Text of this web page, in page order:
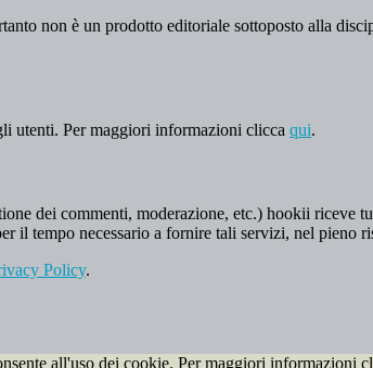
non è un prodotto editoriale sottoposto alla
utenti. Per maggiori informazioni clicca qui.
dei commenti, moderazione, etc.) hookii riceve
il tempo necessario a fornire tali servizi, nel pieno
Policy.
all'uso dei cookie. Per maggiori informazioni